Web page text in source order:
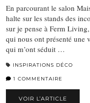
En parcourant le salon
halte sur les stands des
sur je pense à Ferm
qui nous ont présenté une
qui m’ont séduit …
INSPIRATIONS DÉCO
1 COMMENTAIRE
VOIR L’ARTICLE